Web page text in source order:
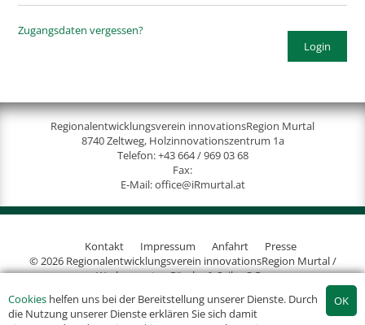
Cookies helfen uns bei der Bereitstellung unserer Dienste. Durch
die Nutzung unserer Dienste erklären Sie sich damit
Zugangsdaten vergessen?
Login
Regionalentwicklungsverein innovationsRegion Murtal
8740 Zeltweg, Holzinnovationszentrum 1a
Telefon:+43 664 / 969 03 68
Fax:
E-Mail:office@iRmurtal.at
Kontakt Impressum Anfahrt
Presse
© 2026 Regionalentwicklungsverein innovationsRegion Murtal /
Werbeagentur Gössler & Sailer OG